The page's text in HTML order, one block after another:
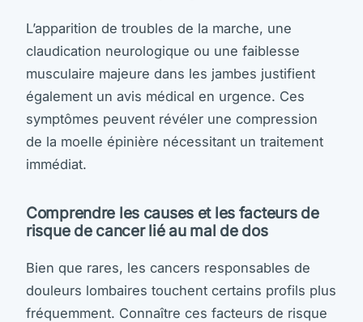
L’apparition de troubles de la marche, une
claudication neurologique ou une faiblesse
musculaire majeure dans les jambes justifient
également un avis médical en urgence. Ces
symptômes peuvent révéler une compression
de la moelle épinière nécessitant un traitement
immédiat.
Comprendre les causes et les facteurs de
risque de cancer lié au mal de dos
Bien que rares, les cancers responsables de
douleurs lombaires touchent certains profils plus
fréquemment. Connaître ces facteurs de risque